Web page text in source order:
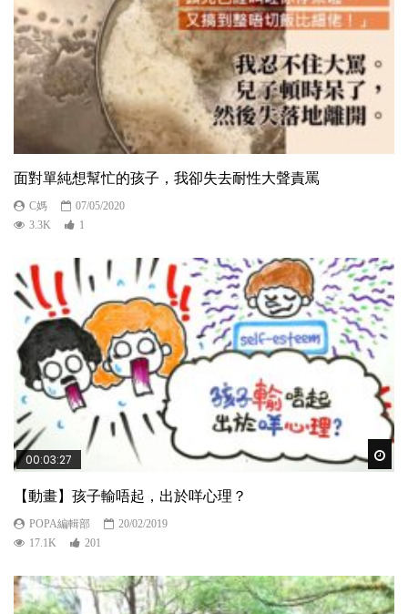
面對單純想幫忙的孩子，我卻失去耐性大聲責罵
C媽
07/05/2020
3.3K
1
00:03:27
【動畫】孩子輸唔起，出於咩心理？
POPA編輯部
20/02/2019
17.1K
201